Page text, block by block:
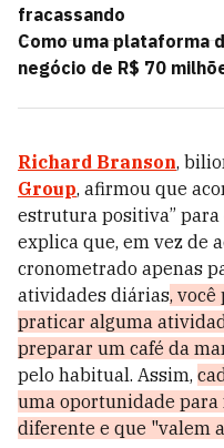
fracassando
Como uma plataforma
negócio de R$ 70
Richard Branson,
Group, afirmou que
estrutura positiva”
explica que, em vez de
cronometrado apenas
atividades diárias, você
praticar alguma
preparar um café da
pelo habitual. Assim,
uma oportunidade para
diferente e que "valem